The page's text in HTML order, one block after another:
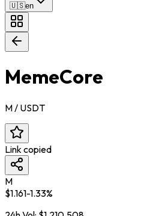
🇺🇸en
MemeCore
M / USDT
Link copied
M
$1.161-1.33%